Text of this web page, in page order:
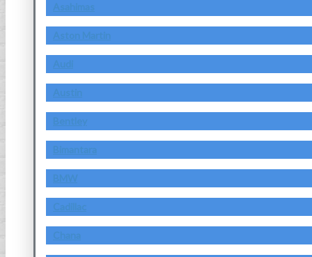
Asahimas
Aston Martin
Audi
Austin
Bentley
Bimantara
BMW
Cadillac
Chana